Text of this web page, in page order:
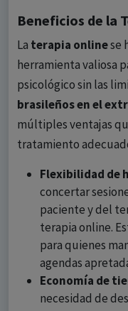
Beneficios de la
La terapia onlinese
herramienta valiosa
psicológico sin las
brasileños en el
múltiples ventajas
tratamiento
Flexibilidad de
concertar
paciente y del
terapia online.
para quienes
agendas
Economía de
necesidad de